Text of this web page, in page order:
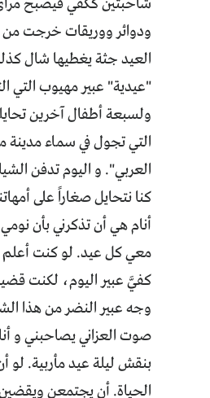
شاحبتين ككفي فيصبح مرأى
ودوائر ووريقات خرجت من
العيد جثة يغطيها شال
"عيدية" عبير مهيوب التي
ولسبعة أطفال آخرين
التي تجول في سماء مدينة
العربي". و اليوم تدفن
كنا نتحايل صغاراً على
أنام هي أن تذكرني بأن
معي كل عيد. لو كنت أعلم
كفيَّ عبير اليوم، لكنت
وجه عبير النضر من هذا
صوت العزاني يصاحبني و
بنقش ليلة عيد مأربية. لو
الحياة. أن يجتمعن